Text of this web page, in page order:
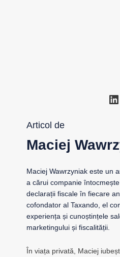
Articol de
Maciej
Maciej Wawrzyniak este un
a cărui companie
declarații fiscale în fiecare
cofondator al Taxando, el
experiența și cunoștințele
marketingului și fiscalității.
În viața privată, Maciej